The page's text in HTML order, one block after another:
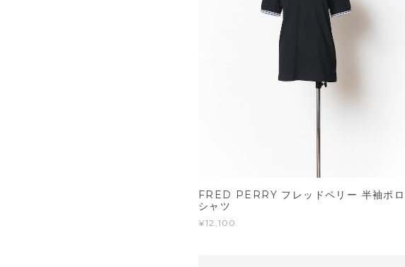
FRED PERRY フレッドペリー 半袖ポロ
シャツ
¥12,100